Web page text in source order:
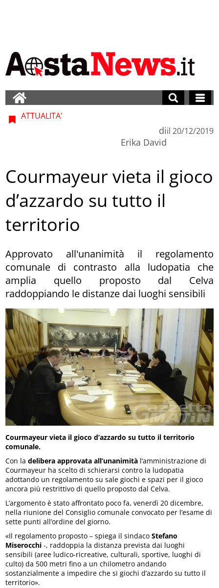
ATTUALITA'
di
Erika David
il 20/12/2019
Courmayeur vieta il gioco
d’azzardo su tutto il
territorio
Approvato all'unanimità il regolamento
comunale di contrasto alla ludopatia che
amplia quello proposto dal Celva
raddoppiando le distanze dai luoghi sensibili
Courmayeur vieta il gioco d’azzardo su tutto il territorio
comunale.
Con ladelibera approvata all’unanimità l’amministrazione di
Courmayeur ha scelto di schierarsi contro la ludopatia
adottando un regolamento su sale giochi e spazi per il gioco
ancora più restrittivo di quello proposto dal Celva.
L’argomento è stato affrontato poco fa, venerdì 20 dicembre,
nella riunione del Consiglio comunale convocato per l’esame di
sette punti all’ordine del giorno.
«Il regolamento proposto – spiega il sindacoStefano
Miserocchi -, raddoppia la distanza prevista dai luoghi
sensibili (aree ludico-ricreative, culturali, sportive, luoghi di
culto) da 500 metri fino a un chilometro andando
sostanzialmente a impedire che si giochi d’azzardo su tutto il
territorio».